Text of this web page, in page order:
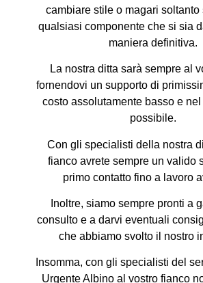
cambiare stile o magari soltanto
qualsiasi componente che si sia
maniera definitiva.
La nostra ditta sarà sempre al
fornendovi un supporto di
costo assolutamente basso e
possibile.
Con gli specialisti della nostra
fianco avrete sempre un valido
primo contatto fino a lavoro
Inoltre, siamo sempre pronti a
consulto e a darvi eventuali
che abbiamo svolto il nostro
Insomma, con gli specialisti del
Urgente Albino al vostro fianco